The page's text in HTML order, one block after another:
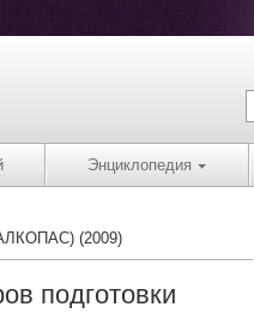
Энциклопедия
(2009)
подготовки